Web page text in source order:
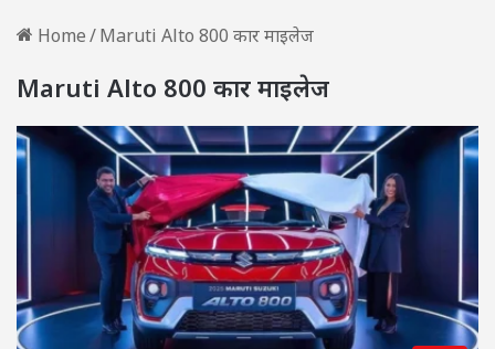
Home/Maruti Alto 800 कार माइलेज
Maruti Alto 800 कार माइलेज